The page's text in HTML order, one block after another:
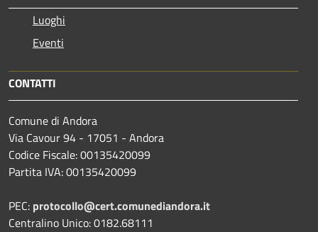
Luoghi
Eventi
CONTATTI
Comune di Andora
Via Cavour 94 - 17051 - Andora
Codice Fiscale: 00135420099
Partita IVA: 00135420099
PEC: protocollo@cert.comunediandora.it
Centralino Unico: 0182.68111